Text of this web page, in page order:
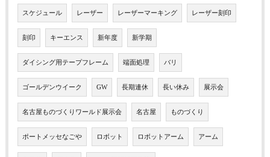
スケジュール レーザー レーザーマーキング レーザー刻印
刻印 キーエンス 新年度 新学期
ダイシング用テープフレーム 端面処理 バリ
ゴールデンウイーク GW 長期連休 長い休み 展示会
名古屋ものづくりワールド展示会 名古屋 ものづくり
ポートメッセなごや ロボット ロボットアーム アーム